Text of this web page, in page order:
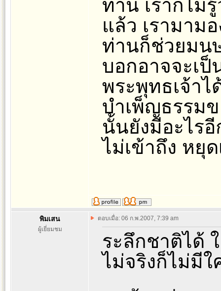
ท่าน เราก็ไม่
แล้ว เรามาม
ท่านก็ช่วยมน
บอกอาจจะเ
พระพุทธเจ้า
บำเพ็ญธรรม
นั้นยังมีอะไร
ไม่เข้าถึง หยุ
พิมเสน
ผู้เยี่ยมชม
ตอบเมื่อ: 06 ก.พ.2007, 7:39 am
ระลึกชาติได้
ไม่จริงก็ไม่มีใ